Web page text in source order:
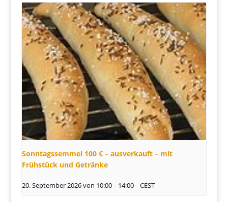
Sonntagssemmel 100 € – ausverkauft – mit
Frühstück und Getränke
20. September 2026 von 10:00 - 14:00 CEST